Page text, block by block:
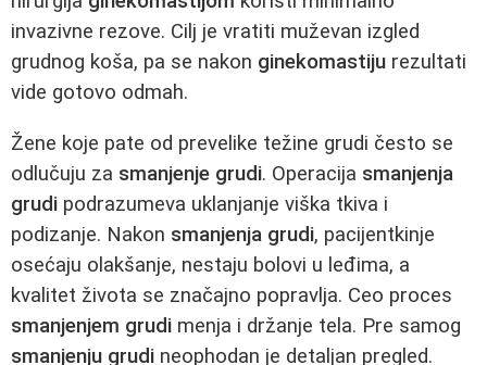
invazivne rezove. Cilj je vratiti muževan izgled
grudnog koša, pa se nakon ginekomastiju rezultati
vide gotovo odmah.
Žene koje pate od prevelike težine grudi često se
odlučuju za smanjenje grudi. Operacija smanjenja
grudi podrazumeva uklanjanje viška tkiva i
podizanje. Nakon smanjenja grudi, pacijentkinje
osećaju olakšanje, nestaju bolovi u leđima, a
kvalitet života se značajno popravlja. Ceo proces
smanjenjem grudi menja i držanje tela. Pre samog
smanjenju grudi neophodan je detaljan pregled.